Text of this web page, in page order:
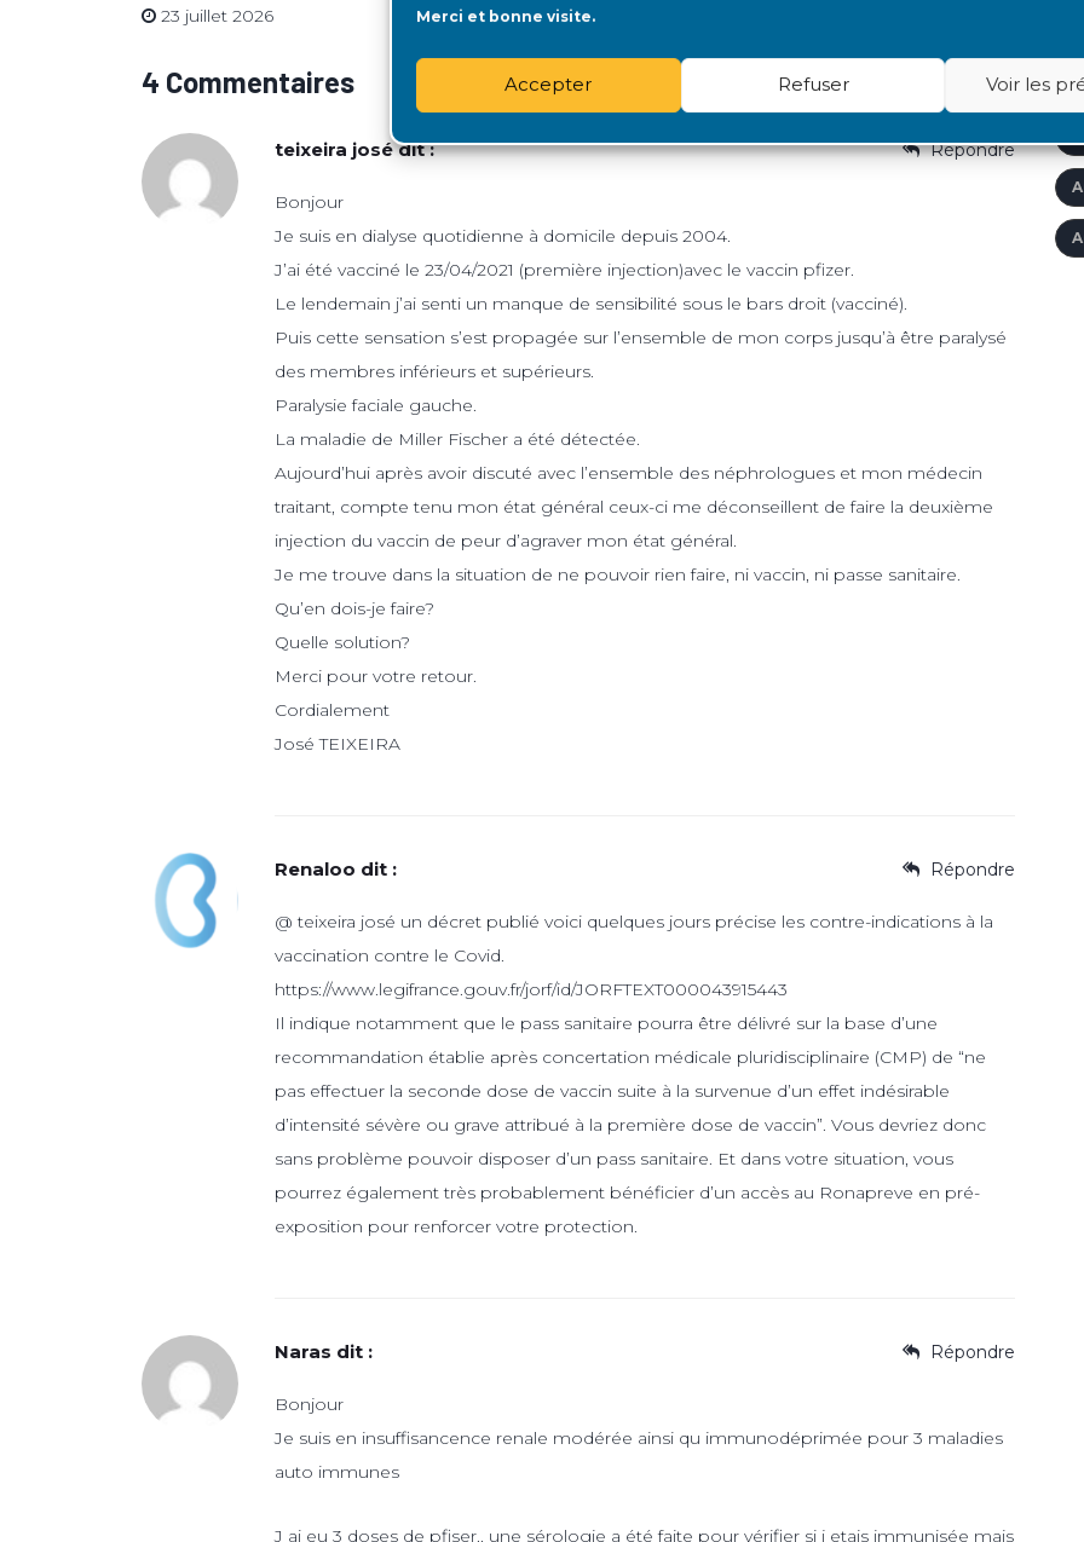
Merci et bonne visite.
Accepter Refuser Voir les
23 juillet 2026
4 Commentaires
Répondre
teixeira josé dit :
Bonjour
Je suis en dialyse quotidienne à domicile depuis 2004.
J’ai été vacciné le 23/04/2021 (première injection)avec le vaccin pfizer.
Le lendemain j’ai senti un manque de sensibilité sous le bars droit (vacciné).
Puis cette sensation s’est propagée sur l’ensemble de mon corps jusqu’à être paralysé
des membres inférieurs et supérieurs.
Paralysie faciale gauche.
La maladie de Miller Fischer a été détectée.
Aujourd’hui après avoir discuté avec l’ensemble des néphrologues et mon médecin
traitant, compte tenu mon état général ceux-ci me déconseillent de faire la deuxième
injection du vaccin de peur d’agraver mon état général.
Je me trouve dans la situation de ne pouvoir rien faire, ni vaccin, ni passe sanitaire.
Qu’en dois-je faire?
Quelle solution?
Merci pour votre retour.
Cordialement
José TEIXEIRA
Répondre
Renaloo dit :
@ teixeira josé un décret publié voici quelques jours précise les contre-indications à la
vaccination contre le Covid.
https://www.legifrance.gouv.fr/jorf/id/JORFTEXT000043915443
Il indique notamment que le pass sanitaire pourra être délivré sur la base d’une
recommandation établie après concertation médicale pluridisciplinaire (CMP) de “ne
pas effectuer la seconde dose de vaccin suite à la survenue d’un effet indésirable
d’intensité sévère ou grave attribué à la première dose de vaccin”. Vous devriez donc
sans problème pouvoir disposer d’un pass sanitaire. Et dans votre situation, vous
pourrez également très probablement bénéficier d’un accès au Ronapreve en pré-
exposition pour renforcer votre protection.
Répondre
Naras dit :
Bonjour
Je suis en insuffisancence renale modérée ainsi qu immunodéprimée pour 3 maladies
auto immunes
J ai eu 3 doses de pfiser.. une sérologie a été faite pour vérifier si j etais immunisée mais